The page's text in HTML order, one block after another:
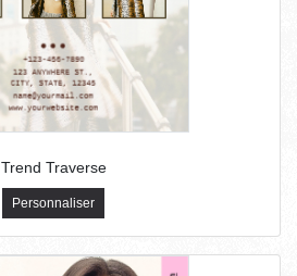
Trend Traverse
Personnaliser